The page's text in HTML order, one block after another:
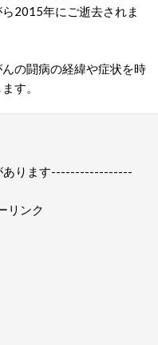
2015年にご逝去されま
の闘病の経緯や症状を時
す。
あります-----------------
リンク